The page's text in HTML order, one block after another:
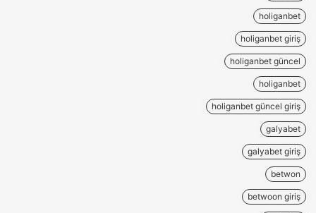
holiganbet
holiganbet giriş
holiganbet güncel
holiganbet
holiganbet güncel giriş
galyabet
galyabet giriş
betwon
betwoon giriş